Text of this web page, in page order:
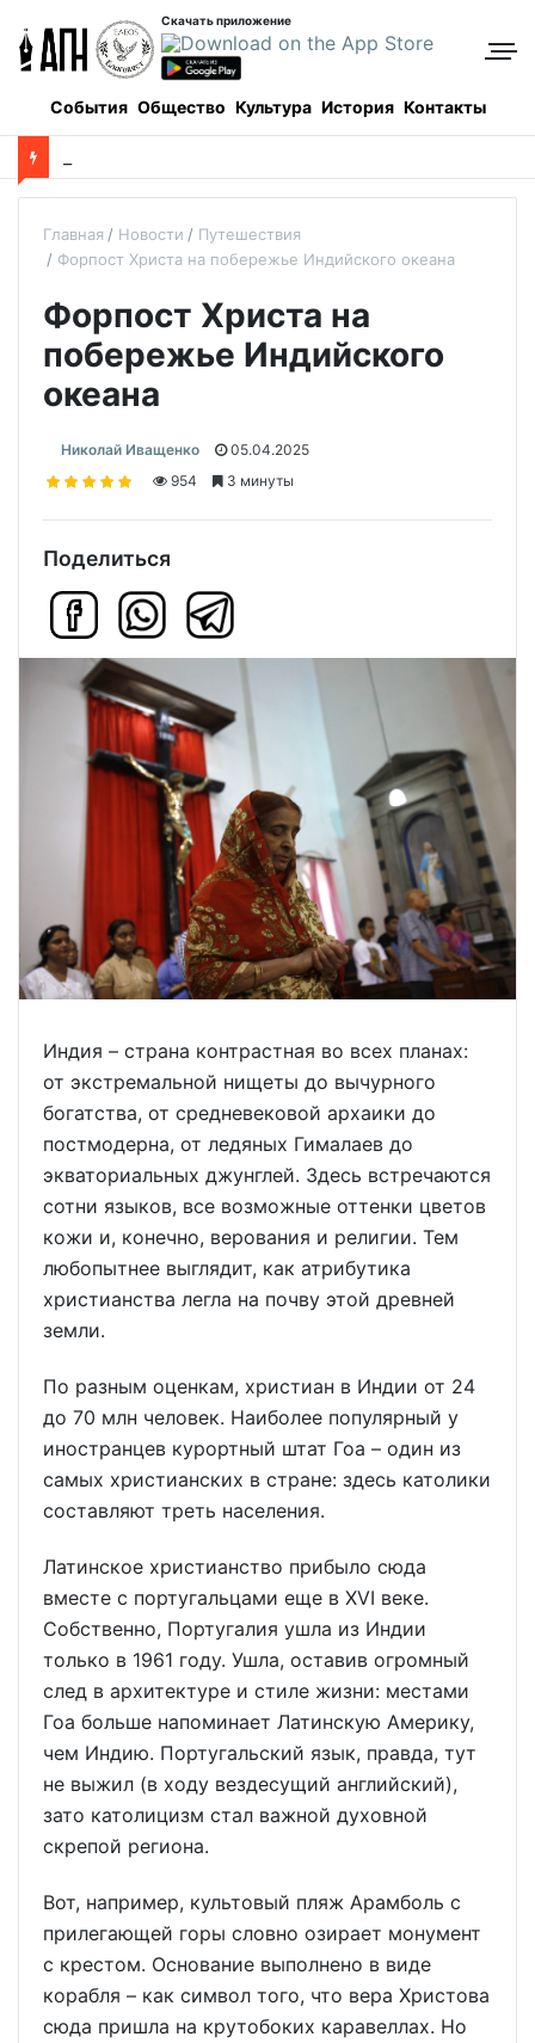
Скачать приложение
События Общество Культура История Контакты
Главная Новости
Путешествия
Форпост Христа на побережье Индийского океана
Форпост Христа на
побережье Индийского
океана
Николай Иващенко
05.04.2025
954
3 минуты
Поделиться
Индия – страна контрастная во всех планах:
от экстремальной нищеты до вычурного
богатства, от средневековой архаики до
постмодерна, от ледяных Гималаев до
экваториальных джунглей. Здесь встречаются
сотни языков, все возможные оттенки цветов
кожи и, конечно, верования и религии. Тем
любопытнее выглядит, как атрибутика
христианства легла на почву этой древней
земли.
По разным оценкам, христиан в Индии от 24
до 70 млн человек. Наиболее популярный у
иностранцев курортный штат Гоа – один из
самых христианских в стране: здесь католики
составляют треть населения.
Латинское христианство прибыло сюда
вместе с португальцами еще в XVI веке.
Собственно, Португалия ушла из Индии
только в 1961 году. Ушла, оставив огромный
след в архитектуре и стиле жизни: местами
Гоа больше напоминает Латинскую Америку,
чем Индию. Португальский язык, правда, тут
не выжил (в ходу вездесущий английский),
зато католицизм стал важной духовной
скрепой региона.
Вот, например, культовый пляж Арамболь с
прилегающей горы словно озирает монумент
с крестом. Основание выполнено в виде
корабля – как символ того, что вера Христова
сюда пришла на крутобоких каравеллах. Но